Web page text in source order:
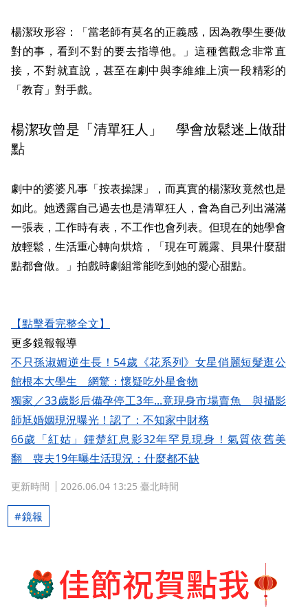
楊潔玫形容：「當老師有莫名的正義感，因為教學生要做
對的事，看到不對的要去指導他。」這種舊觀念非常直
接，不對就直說，甚至在劇中與李維維上演一段精彩的
「教育」對手戲。
楊潔玫曾是「清單狂人」 學會放鬆迷上做甜
點
劇中的婆婆凡事「按表操課」，而真實的楊潔玫竟然也是
如此。她透露自己過去也是清單狂人，會為自己列出滿滿
一張表，工作時有表，不工作也會列表。但現在的她學會
放輕鬆，生活重心轉向烘焙，「現在可麗露、貝果什麼甜
點都會做。」拍戲時劇組常能吃到她的愛心甜點。
【點擊看完整全文】
更多鏡報報導
不只孫淑媚逆生長！54歲《花系列》女星俏麗短髮逛公
館根本大學生 網驚：懷疑吃外星食物
獨家／33歲影后備孕停工3年...竟現身市場賣魚 與攝影
師尪婚姻現況曝光！認了：不知家中財務
66歲「紅姑」鍾楚紅息影32年罕見現身！氣質依舊美
翻 喪夫19年曝生活現況：什麼都不缺
更新時間 2026.06.04 13:25 臺北時間
鏡報